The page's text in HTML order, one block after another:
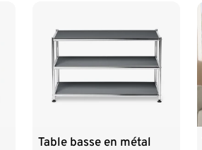
Table basse en métal